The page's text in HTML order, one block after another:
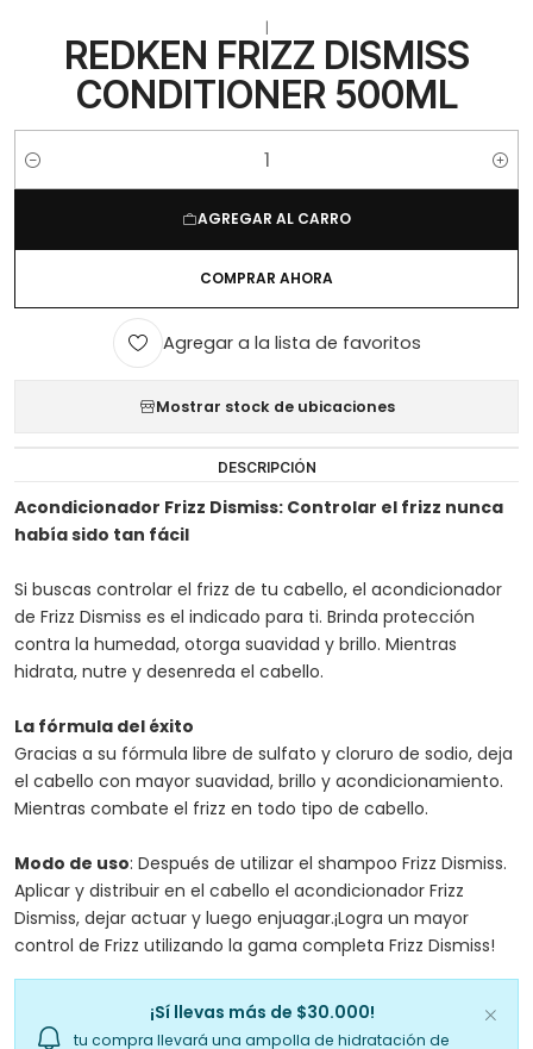
REDKEN FRIZZ DISMISS
CONDITIONER 500ML
Cantidad
AGREGAR AL CARRO
COMPRAR AHORA
Agregar a la lista de favoritos
Mostrar stock de ubicaciones
DESCRIPCIÓN
Acondicionador Frizz Dismiss: Controlar el frizz nunca
había sido tan fácil
Si buscas controlar el frizz de tu cabello, el acondicionador
de Frizz Dismiss es el indicado para ti. Brinda protección
contra la humedad, otorga suavidad y brillo. Mientras
hidrata, nutre y desenreda el cabello.
La fórmula del éxito
Gracias a su fórmula libre de sulfato y cloruro de sodio, deja
el cabello con mayor suavidad, brillo y acondicionamiento.
Mientras combate el frizz en todo tipo de cabello.
Modo de uso: Después de utilizar el shampoo Frizz Dismiss.
Aplicar y distribuir en el cabello el acondicionador Frizz
Dismiss, dejar actuar y luego enjuagar.¡Logra un mayor
control de Frizz utilizando la gama completa Frizz Dismiss!
¡Sí llevas más de $30.000!
tu compra llevará una ampolla de hidratación de